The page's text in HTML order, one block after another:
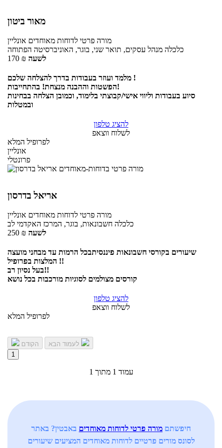
מאור ביטון
מורה פרטי לדוחות מאוחדים אונליין
כלכלה מנהל עסקים, תואר שני, בוגר, האוניברסיטה הפתוחה
170 ₪ לשעה
מלמד ועוזר בעבודות בדרך להצלחה שלכם !
הפשטות וההבנה מנצחת! בהתחייבות!
סיוע בעבודות וליווי אישי/קבוצתי בלימוד, וכמובן הצלחה בבחינות
ובמטלות
להציג טלפון
לשלוח ווצאפ
לפרופיל המלא
אונליין
פרונטלי
אריאל בדרסון
מורה פרטי לדוחות מאוחדים אונליין
כלכלה חשבונאות, בוגר, המרכז האקדמי לב
250 ₪ לשעה
שיעורים בקורסי חשבונאות פיננסיתבכל הרמות עד מבחני מועצה
המלצות בפרופיל !!
בעל נסיון רב!!
קורסים מצולמים לסוגיות מורכבות בכל נושא
להציג טלפון
לשלוח ווצאפ
לפרופיל המלא
הקודם
1
עמוד 1 מתוך 1
חיפשתם מורה פרטי לדוחות מאוחדים באבטין? באתר
לסונס מורים פרטיים לדוחות מאוחדים המציעים שיעורים